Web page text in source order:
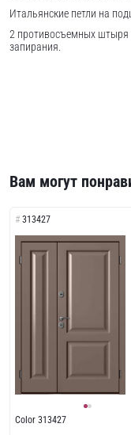
Итальянские петли на
2 противосъемных штыря
запирания.
Вам могут
313427
Color 313427